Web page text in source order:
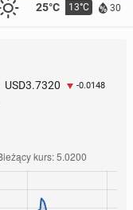
25°C 13°C 30
USD3.7320 -0.0148